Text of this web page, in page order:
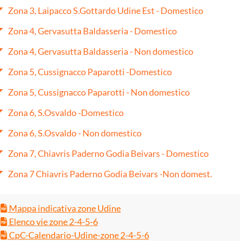
Zona 3, Laipacco S.Gottardo Udine Est - Domestico
Zona 4, Gervasutta Baldasseria - Domestico
Zona 4, Gervasutta Baldasseria - Non domestico
Zona 5, Cussignacco Paparotti -Domestico
Zona 5, Cussignacco Paparotti - Non domestico
Zona 6, S.Osvaldo -Domestico
Zona 6, S.Osvaldo - Non domestico
Zona 7, Chiavris Paderno Godia Beivars - Domestico
Zona 7 Chiavris Paderno Godia Beivars -Non domest.
Mappa indicativa zone Udine
Elenco vie zone 2-4-5-6
CpC-Calendario-Udine-zone 2-4-5-6